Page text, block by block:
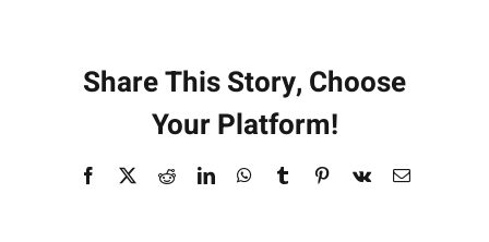
Share This Story, Choose
Your Platform!
Facebook
X RedditLinkedInWhatsApp
TumblrPinterest
Vk Email